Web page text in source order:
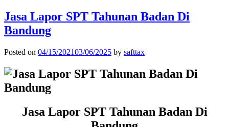
Jasa Lapor SPT Tahunan Badan Di
Bandung
Posted on 04/15/202103/06/2025 by safttax
Jasa Lapor SPT Tahunan Badan Di